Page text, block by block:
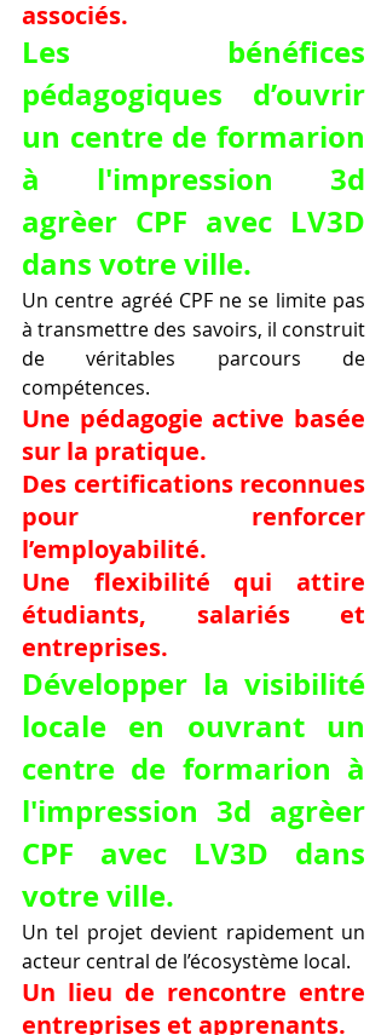
associés.
Les bénéfices
pédagogiques d’ouvrir
un centre de formarion
à l'impression 3d
agrèer CPF avec LV3D
dans votre ville.
Un centre agréé CPF ne se limite pas
à transmettre des savoirs, il construit
de véritables parcours de
compétences.
Une pédagogie active basée
sur la pratique.
Des certifications reconnues
pour renforcer
l’employabilité.
Une flexibilité qui attire
étudiants, salariés et
entreprises.
Développer la visibilité
locale en ouvrant un
centre de formarion à
l'impression 3d agrèer
CPF avec LV3D dans
votre ville.
Un tel projet devient rapidement un
acteur central de l’écosystème local.
Un lieu de rencontre entre
entreprises et apprenants.